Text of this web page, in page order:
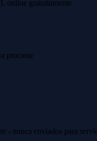
online gratuitamente
procurar
- nunca enviados para